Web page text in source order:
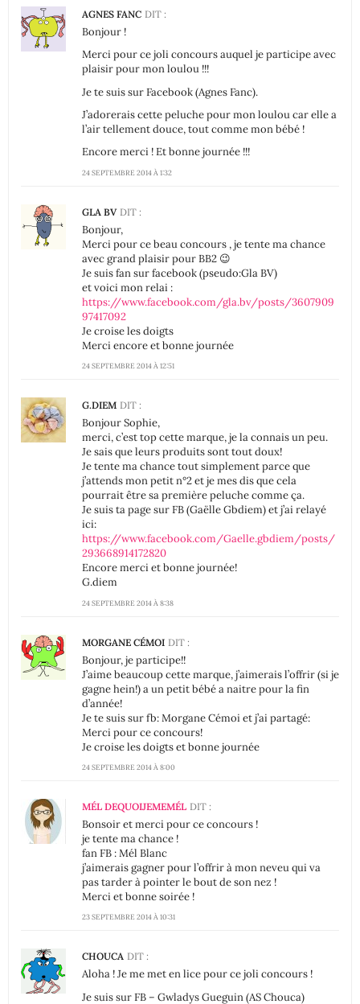
AGNES FANC DIT :
24 SEPTEMBRE 2014 À 1:32
Bonjour !
Merci pour ce joli concours auquel je participe avec
plaisir pour mon loulou !!!
Je te suis sur Facebook (Agnes Fanc).
J’adorerais cette peluche pour mon loulou car elle a
l’air tellement douce, tout comme mon bébé !
Encore merci ! Et bonne journée !!!
GLA BV DIT :
24 SEPTEMBRE 2014 À 12:51
Bonjour,
Merci pour ce beau concours , je tente ma chance
avec grand plaisir pour BB2 😉
Je suis fan sur facebook (pseudo:Gla BV)
et voici mon relai :
https://www.facebook.com/gla.bv/posts/3607909
97417092
Je croise les doigts
Merci encore et bonne journée
G.DIEM DIT :
24 SEPTEMBRE 2014 À 8:38
Bonjour Sophie,
merci, c’est top cette marque, je la connais un peu.
Je sais que leurs produits sont tout doux!
Je tente ma chance tout simplement parce que
j’attends mon petit n°2 et je mes dis que cela
pourrait être sa première peluche comme ça.
Je suis ta page sur FB (Gaëlle Gbdiem) et j’ai relayé
ici:
https://www.facebook.com/Gaelle.gbdiem/posts/
293668914172820
Encore merci et bonne journée!
G.diem
MORGANE CÉMOI DIT :
24 SEPTEMBRE 2014 À 8:00
Bonjour, je participe!!
J’aime beaucoup cette marque, j’aimerais l’offrir (si je
gagne hein!) a un petit bébé a naitre pour la fin
d’année!
Je te suis sur fb: Morgane Cémoi et j’ai partagé:
Merci pour ce concours!
Je croise les doigts et bonne journée
MÉL DEQUOIJEMEMÉL DIT :
23 SEPTEMBRE 2014 À 10:31
Bonsoir et merci pour ce concours !
je tente ma chance !
fan FB : Mél Blanc
j’aimerais gagner pour l’offrir à mon neveu qui va
pas tarder à pointer le bout de son nez !
Merci et bonne soirée !
CHOUCA DIT :
Aloha ! Je me met en lice pour ce joli concours !
Je suis sur FB – Gwladys Gueguin (AS Chouca)